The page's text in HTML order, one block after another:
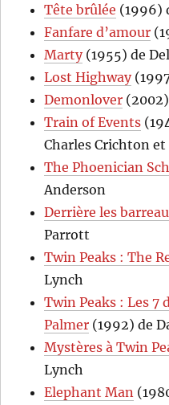
Tête brûlée (1996)
Fanfare d’amour
Marty(1955) de
Lost Highway
Demonlover
Train of Events
Charles Crichton et
The Phoenician
Anderson
Derrière les
Parrott
Twin Peaks : The
Lynch
Twin Peaks : Les 7
Palmer (1992) de
Mystères à Twin
Lynch
Elephant Man